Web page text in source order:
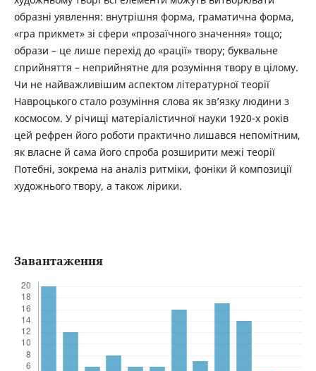
образні уявлення: внутрішня форма, граматична форма,
«гра прикмет» зі сфери «прозаїчного значення» тощо;
образи – це лише перехід до «рації» твору; буквальне
сприйняття – неприйнятне для розуміння твору в цілому.
Чи не найважливішим аспектом літературної теорії
Навроцького стало розуміння слова як зв’язку людини з
космосом. У річищі матеріалістичної науки 1920-х років
цей рефрен його роботи практично лишався непомітним,
як власне й сама його спроба розширити межі теорії
Потебні, зокрема на аналіз ритміки, фоніки й композиції
художнього твору, а також лірики.
Завантаження